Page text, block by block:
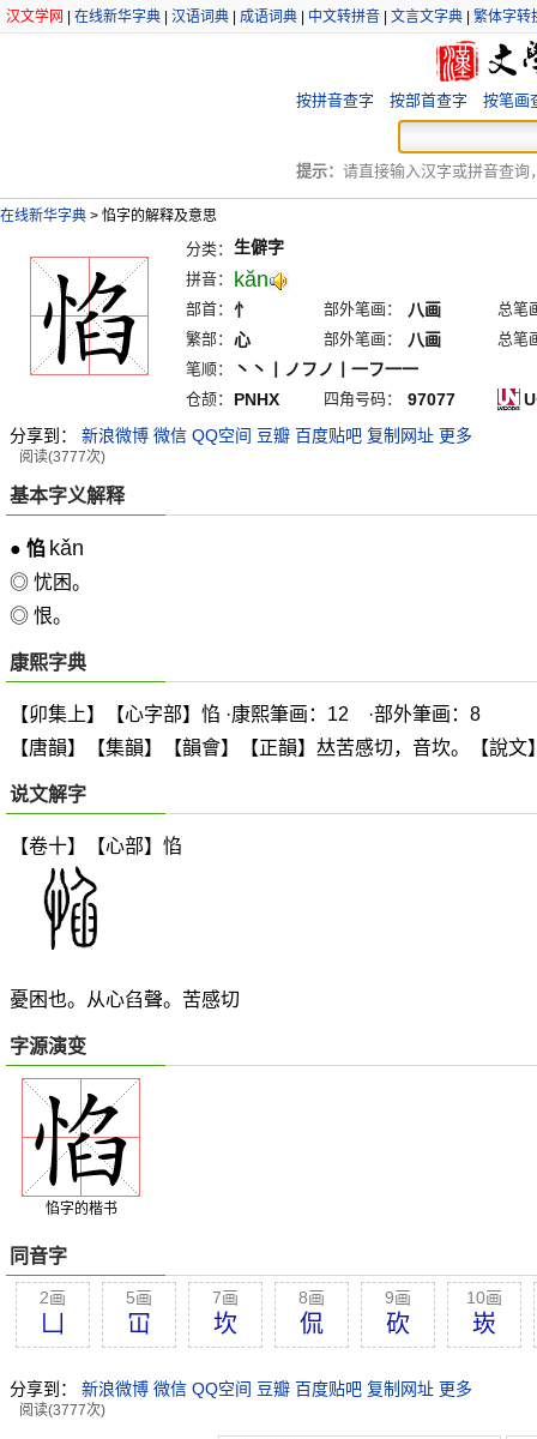
汉文学网 在线新华字典 汉语词典 成语词典 中文转拼音 文言文字典 繁体字转
按拼音查字 按部首查字 按笔画
提示： 请直接输入汉字或拼音查询
在线新华字典 > 惂字的解释及意思
分类： 生僻字
拼音： kăn
部首： 忄 部外笔画： 八画
总笔
繁部： 心 部外笔画： 八画
总笔
笔顺：
丶丶丨ノフノ丨一フ一一
仓颉： PNHX 四角号码： 97077
分享到：
新浪微博 微信 QQ空间 豆瓣 百度贴吧 复制网址 更多
阅读(3777次)
基本字义解释
● 惂 kǎn
◎ 忧困。
◎ 恨。
康熙字典
【卯集上】【心字部】惂 ·康熙筆画：12 ·部外筆画：8
【唐韻】【集韻】【韻會】【正韻】 𠀤苦感切，音坎。【說文
说文解字
【卷十】【心部】 惂
憂困也。从心臽聲。苦感切
字源演变
惂字的楷书
同音字
2画
凵
5画
冚
7画
坎
8画
侃
9画
砍
10画
崁
分享到： 新浪微博 微信 QQ空间 豆瓣 百度贴吧 复制网址 更多
阅读(3777次)